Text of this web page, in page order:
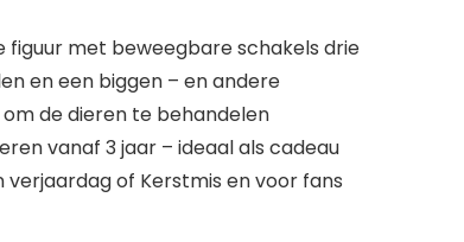
figuur met beweegbare schakels drie
en een biggen – en andere
de dieren te behandelen
vanaf 3 jaar – ideaal als cadeau
verjaardag of Kerstmis en voor fans